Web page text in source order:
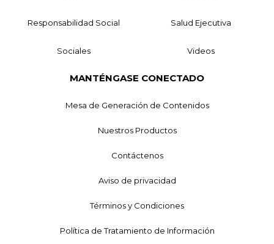
Responsabilidad Social Salud Ejecutiva
Sociales Videos
MANTÉNGASE CONECTADO
Mesa de Generación de Contenidos
Nuestros Productos
Contáctenos
Aviso de privacidad
Términos y Condiciones
Política de Tratamiento de Información